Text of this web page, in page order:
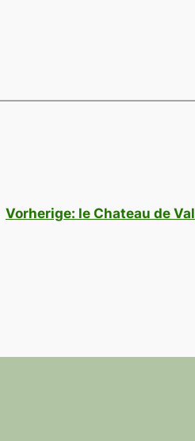
Vorherige: le Chateau de Val